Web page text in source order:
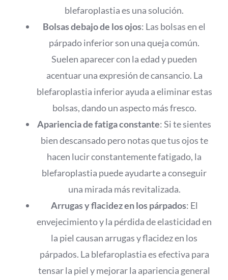
blefaroplastia es una solución.
Bolsas debajo de los ojos: Las bolsas en el
párpado inferior son una queja común.
Suelen aparecer con la edad y pueden
acentuar una expresión de cansancio. La
blefaroplastia inferior ayuda a eliminar estas
bolsas, dando un aspecto más fresco.
Apariencia de fatiga constante: Si te sientes
bien descansado pero notas que tus ojos te
hacen lucir constantemente fatigado, la
blefaroplastia puede ayudarte a conseguir
una mirada más revitalizada.
Arrugas y flacidez en los párpados: El
envejecimiento y la pérdida de elasticidad en
la piel causan arrugas y flacidez en los
párpados. La blefaroplastia es efectiva para
tensar la piel y mejorar la apariencia general